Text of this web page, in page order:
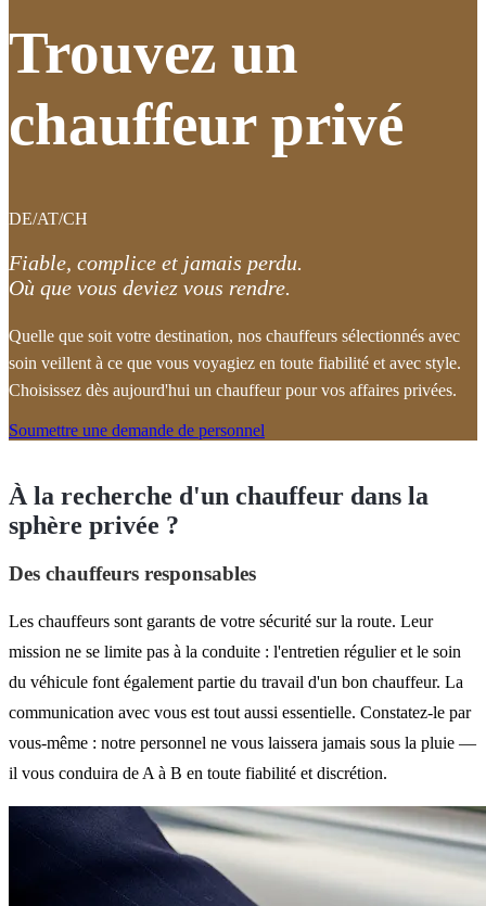
Trouvez un
chauffeur privé
DE/AT/CH
Fiable, complice et jamais perdu.
Où que vous deviez vous rendre.
Quelle que soit votre destination, nos chauffeurs sélectionnés avec
soin veillent à ce que vous voyagiez en toute fiabilité et avec style.
Choisissez dès aujourd'hui un chauffeur pour vos affaires privées.
Soumettre une demande de personnel
À la recherche d'un chauffeur dans la
sphère privée ?
Des chauffeurs responsables
Les chauffeurs sont garants de votre sécurité sur la route. Leur
mission ne se limite pas à la conduite : l'entretien régulier et le soin
du véhicule font également partie du travail d'un bon chauffeur. La
communication avec vous est tout aussi essentielle. Constatez-le par
vous-même : notre personnel ne vous laissera jamais sous la pluie —
il vous conduira de A à B en toute fiabilité et discrétion.